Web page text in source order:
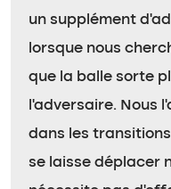
un supplément
lorsque nous
que la balle sorte
l’adversaire. Nous
dans les
se laisse déplacer